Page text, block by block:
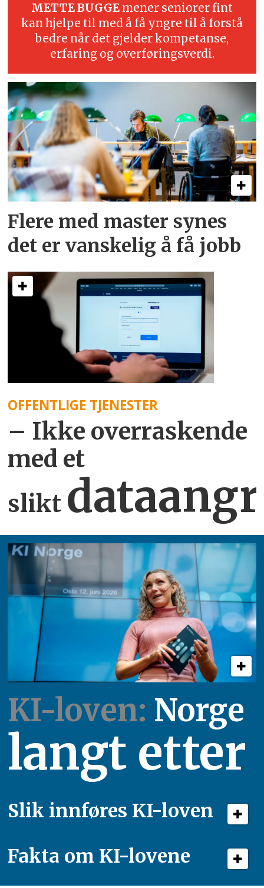
METTE BUGGE mener seniorer fint
kan hjelpe til med å få yngre til å forstå
bedre når det gjelder kompetanse,
erfaring og overføringsverdi.
Flere med master synes
det er vanskelig å få jobb
OFFENTLIGE TJENESTER
– Ikke overraskende
med et
slikt
KI-loven: Norge
langt etter
Slik innføres KI-loven
Fakta om KI-lovene